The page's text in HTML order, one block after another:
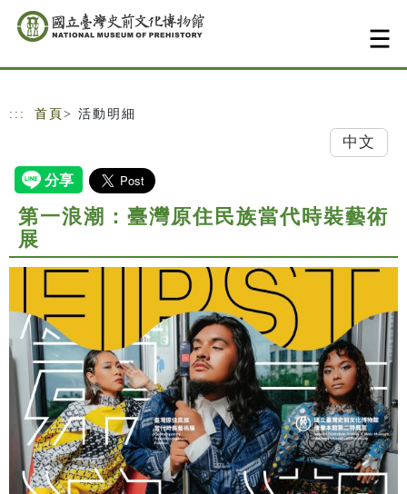
跳到主要內容
網站導覽
::: 首頁 > 活動明細
中文
第一浪潮：臺灣原住民族當代時裝藝術
展